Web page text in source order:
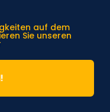
auf dem
Sie unseren